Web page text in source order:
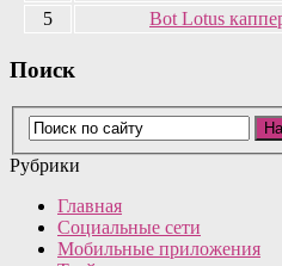
5
Bot Lotus
Поиск
Рубрики
Главная
Социальные сети
Мобильные приложения